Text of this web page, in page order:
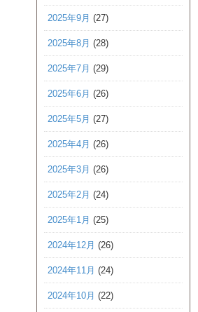
2025年9月 (27)
2025年8月 (28)
2025年7月 (29)
2025年6月 (26)
2025年5月 (27)
2025年4月 (26)
2025年3月 (26)
2025年2月 (24)
2025年1月 (25)
2024年12月 (26)
2024年11月 (24)
2024年10月 (22)